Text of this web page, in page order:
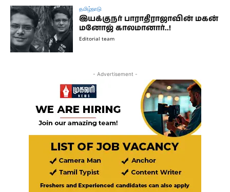
தமிழ்நாடு
இயக்குநர் பாராதிராஜாவின் மகன்
மனோஜ் காலமானார்..!
Editorial team
- Advertisement -